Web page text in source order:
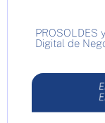
PROSOLDES
Digital de